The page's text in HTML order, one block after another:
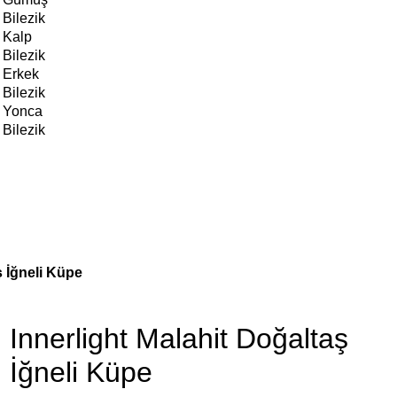
Bilezik
Kalp
Bilezik
Erkek
Bilezik
Yonca
Bilezik
İğneli Küpe
Innerlight Malahit Doğaltaş
İğneli Küpe